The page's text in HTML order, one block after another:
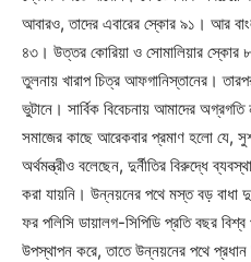
আবারও, তাদের এবারের স্কোর ৯১। আর
৪৩। উত্তর কোরিয়া ও সোমালিয়ার স্কোর
তুলনায় খারাপ চিত্র আফগানিস্তানের।
ভুটানে। সার্বিক বিবেচনায় আমাদের
সমাজের কাছে আরেকবার প্রমাণ হলো যে,
অর্থমন্ত্রীও বলেছেন, দুর্নীতির বিরুদ্ধে
করা যায়নি। উন্নয়নের পথে মস্ত বড় বাধা
ফর পলিসি ডায়ালগ-সিপিডি প্রতি বছর বিশ্ব
উপস্থাপন করে, তাতে উন্নয়নের পথে প্রধান